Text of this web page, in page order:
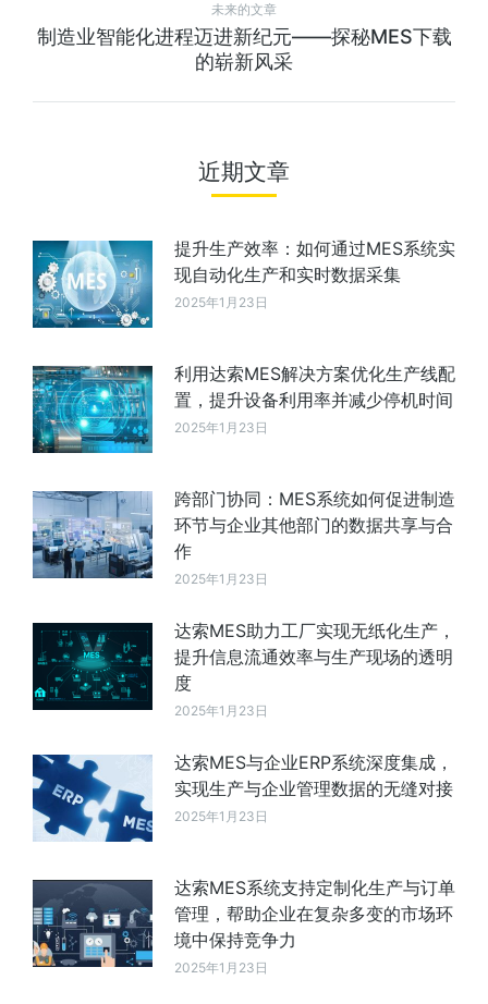
未来的文章
制造业智能化进程迈进新纪元——探秘MES下载
的崭新风采
近期文章
提升生产效率：如何通过MES系统实
现自动化生产和实时数据采集
2025年1月23日
利用达索MES解决方案优化生产线配
置，提升设备利用率并减少停机时间
2025年1月23日
跨部门协同：MES系统如何促进制造
环节与企业其他部门的数据共享与合
作
2025年1月23日
达索MES助力工厂实现无纸化生产，
提升信息流通效率与生产现场的透明
度
2025年1月23日
达索MES与企业ERP系统深度集成，
实现生产与企业管理数据的无缝对接
2025年1月23日
达索MES系统支持定制化生产与订单
管理，帮助企业在复杂多变的市场环
境中保持竞争力
2025年1月23日